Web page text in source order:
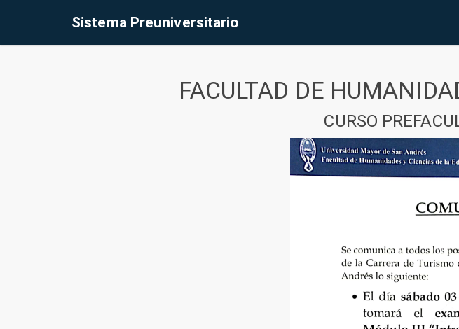
Sistema Preuniversitario
FACULTAD DE
CURSO